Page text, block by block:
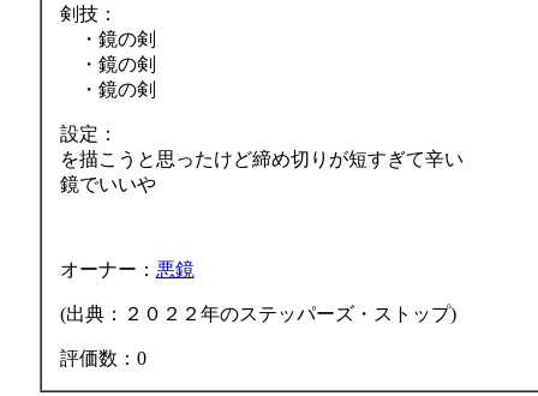
剣技：
・鏡の剣
・鏡の剣
・鏡の剣
設定：
を描こうと思ったけど締め切りが短すぎて辛い
鏡でいいや
オーナー： 悪鏡
(出典：２０２２年のステッパーズ・ストップ)
評価数：0